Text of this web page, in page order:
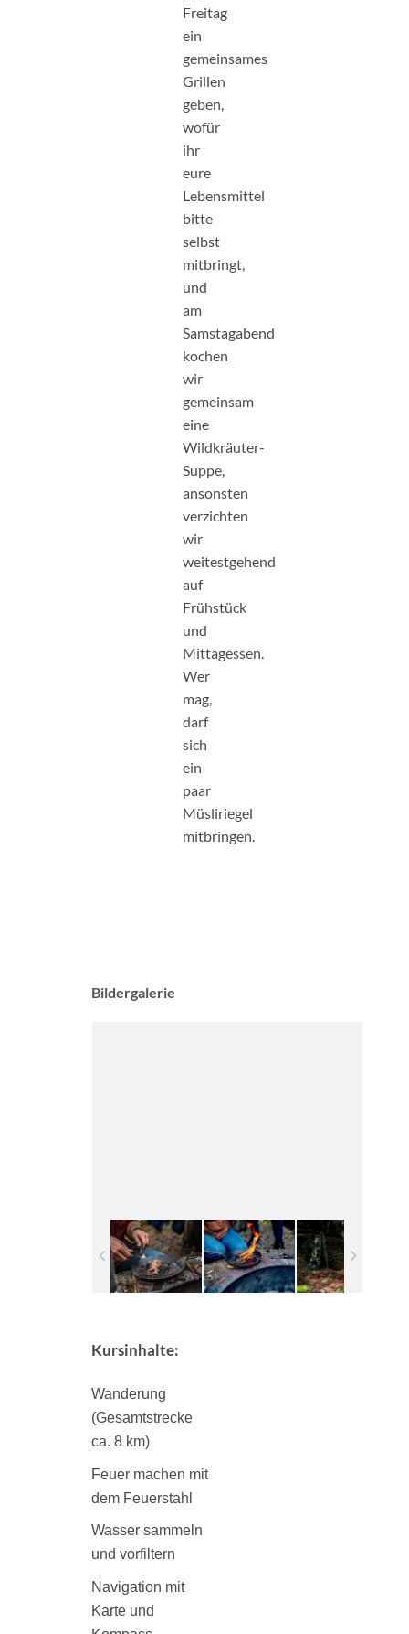
Freitag
ein
gemeinsames
Grillen
geben,
wofür
ihr
eure
Lebensmittel
bitte
selbst
mitbringt,
und
am
Samstagabend
kochen
wir
gemeinsam
eine
Wildkräuter-
Suppe,
ansonsten
verzichten
wir
weitestgehend
auf
Frühstück
und
Mittagessen.
Wer
mag,
darf
sich
ein
paar
Müsliriegel
mitbringen.
Bildergalerie
Kursinhalte:
Wanderung
(Gesamtstrecke
ca. 8 km)
Feuer machen mit
dem Feuerstahl
Wasser sammeln
und vorfiltern
Navigation mit
Karte und